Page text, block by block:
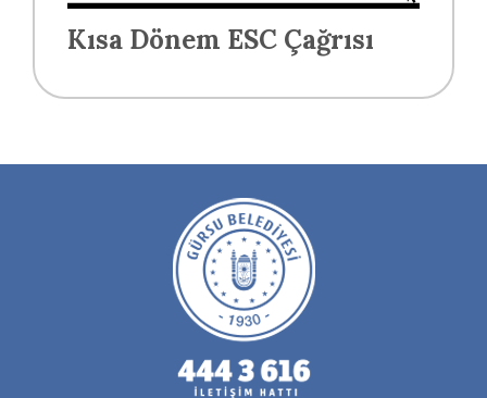
Kısa Dönem ESC Çağrısı